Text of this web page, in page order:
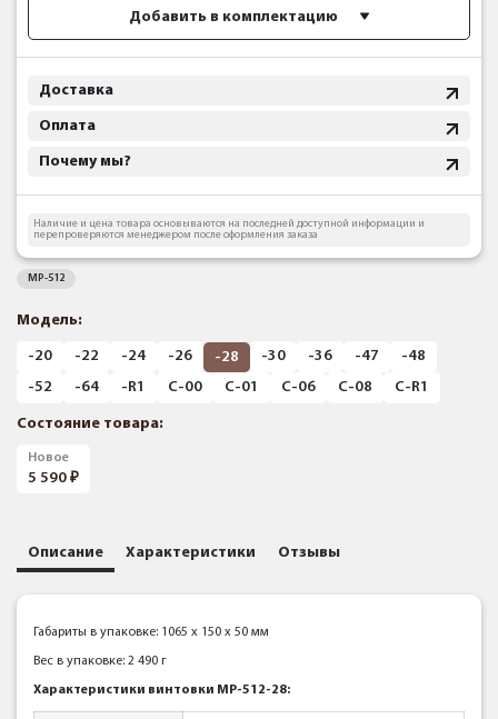
Добавить в комплектацию
Доставка
Оплата
Почему мы?
Наличие и цена товара основываются на последней доступной информации и
перепроверяются менеджером после оформления заказа
МР-512
Модель:
-20 -22 -24 -26 -28 -30 -36 -47
-48
-52
-64 -R1 С-00 С-01 С-06 С-08 С-R1
Состояние товара:
Новое
5 590
Описание Характеристики Отзывы
Габариты в упаковке: 1065 x 150 x 50 мм
Вес в упаковке: 2 490 г
Характеристики винтовки МР-512-28: